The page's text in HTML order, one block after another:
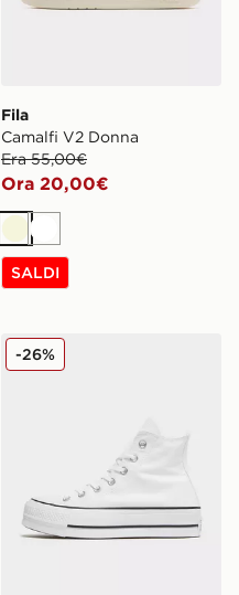
Fila
Camalfi V2 Donna
Era 55,00€
Ora 20,00€
BeigeBianco
SALDI
Converse All Star Lift High
-26%